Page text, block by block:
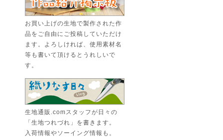
お買い上げの生地で製作された作
品をご自由にご投稿していただけ
ます。よろしければ、使用素材名
等も書いて頂けるとうれしいで
す。
生地通販.comスタッフが日々の
「生地つれづれ」を書きます。
入荷情報やソーイング情報も。